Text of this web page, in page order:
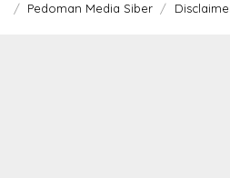
Pedoman Media Siber